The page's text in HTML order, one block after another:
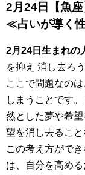
2月24日【魚座
≪占いが導く
2月24日生まれの
を抑え 消し去ろ
ここで問題なの
しまうことです
然とした夢や希
望を消し去ること
この考え方がで
は、自分を高め